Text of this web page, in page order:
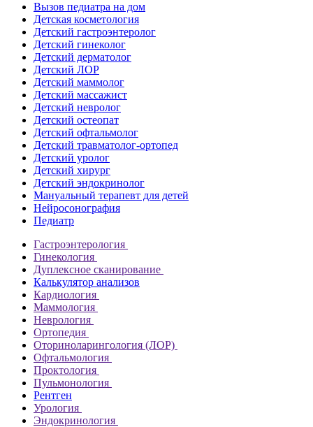
Вызов педиатра на дом
Детская косметология
Детский гастроэнтеролог
Детский гинеколог
Детский дерматолог
Детский ЛОР
Детский маммолог
Детский массажист
Детский невролог
Детский остеопат
Детский офтальмолог
Детский травматолог-ортопед
Детский уролог
Детский хирург
Детский эндокринолог
Мануальный терапевт для детей
Нейросонография
Педиатр
Гастроэнтерология
Гинекология
Дуплексное сканирование
Калькулятор анализов
Кардиология
Маммология
Неврология
Ортопедия
Оториноларингология (ЛОР)
Офтальмология
Проктология
Пульмонология
Рентген
Урология
Эндокринология